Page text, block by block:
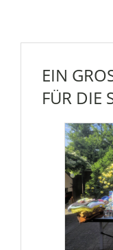
EIN
ÜR DIE